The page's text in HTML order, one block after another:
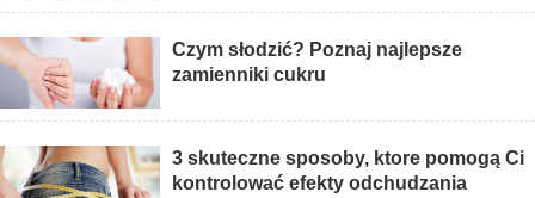
Czym słodzić? Poznaj najlepsze
zamienniki cukru
3 skuteczne sposoby, ktore pomogą Ci
kontrolować efekty odchudzania